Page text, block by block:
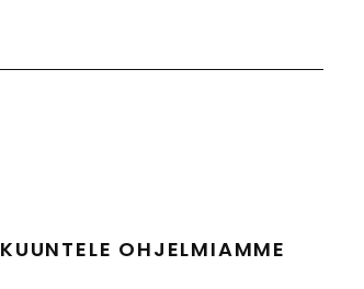
KUUNTELE OHJELMIAMME